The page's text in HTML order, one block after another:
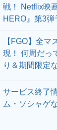
戦！ Netflix映
HERO』第3
【FGO】全マ
現！ 何周だっ
り＆期間限定
サービス終了
ム・ソシャゲ